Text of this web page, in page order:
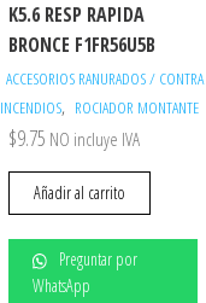
K5.6 RESP RAPIDA
BRONCE F1FR56U5B
ACCESORIOS RANURADOS / CONTRA
INCENDIOS, ROCIADOR MONTANTE
$9.75 NO incluye IVA
Añadir al carrito
Preguntar por
WhatsApp